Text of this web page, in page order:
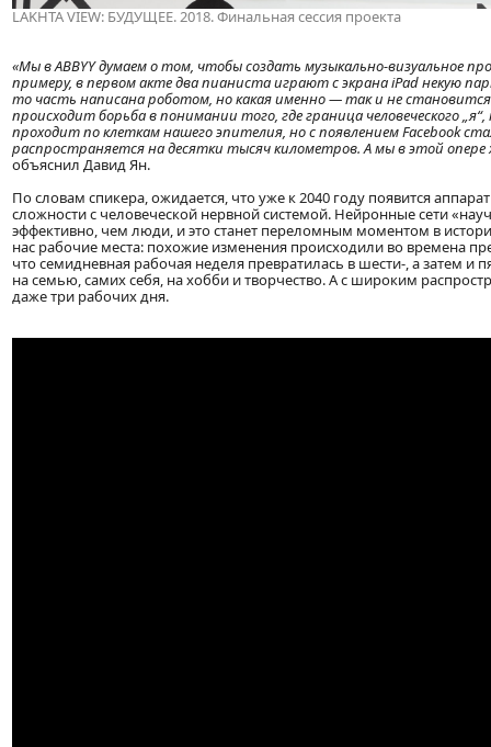
LAKHTA VIEW: БУДУЩЕЕ. 2018. Финальная сессия проекта
«Мы в ABBYY думаем о том, чтобы создать музыкально-визуальное
примеру, в первом акте два пианиста играют с экрана iPad некую
то часть написана роботом, но какая именно — так и не
происходит борьба в понимании того, где граница человеческого
проходит по клеткам нашего эпителия, но с появлением Facebook
распространяется на десятки тысяч километров. А мы в этой
объяснил Давид Ян.
По словам спикера, ожидается, что уже к 2040 году появится
сложности с человеческой нервной системой. Нейронные сети
эффективно, чем люди, и это станет переломным моментом в
нас рабочие места: похожие изменения происходили во времена
что семидневная рабочая неделя превратилась в шести-, а затем
на семью, самих себя, на хобби и творчество. А с широким
даже три рабочих дня.